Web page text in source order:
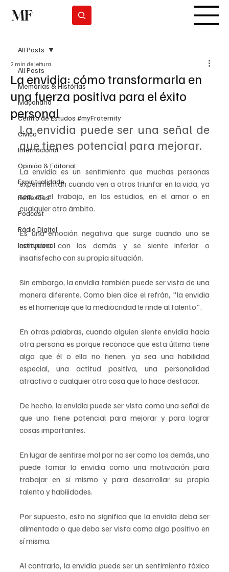
MF
All Posts
Memórias & Histórias
Maçonaria
Centro de Estudos #myFraternity
Cívico
Internacional
Opinião & Editorial
Espiritualidade
Reflexões
Podcast
Rádio Digital
Institucional
All Posts
La envidia: cómo transformarla en
una fuerza positiva para el éxito
personal
2 min de leitura
La envidia puede ser una señal de
que tienes potencial para mejorar.
La envidia es un sentimiento que muchas personas
experimentan cuando ven a otros triunfar en la vida, ya
sea en el trabajo, en los estudios, en el amor o en
cualquier otro ámbito.
Es una emoción negativa que surge cuando uno se
compara con los demás y se siente inferior o
insatisfecho con su propia situación.
Sin embargo, la envidia también puede ser vista de una
manera diferente. Como bien dice el refrán, "la envidia
es el homenaje que la mediocridad le rinde al talento".
En otras palabras, cuando alguien siente envidia hacia
otra persona es porque reconoce que esta última tiene
algo que él o ella no tienen, ya sea una habilidad
especial, una actitud positiva, una personalidad
atractiva o cualquier otra cosa que lo hace destacar.
De hecho, la envidia puede ser vista como una señal de
que uno tiene potencial para mejorar y para lograr
cosas importantes.
En lugar de sentirse mal por no ser como los demás, uno
puede tomar la envidia como una motivación para
trabajar en sí mismo y para desarrollar su propio
talento y habilidades.
Por supuesto, esto no significa que la envidia deba ser
alimentada o que deba ser vista como algo positivo en
sí misma.
Al contrario, la envidia puede ser un sentimiento tóxico